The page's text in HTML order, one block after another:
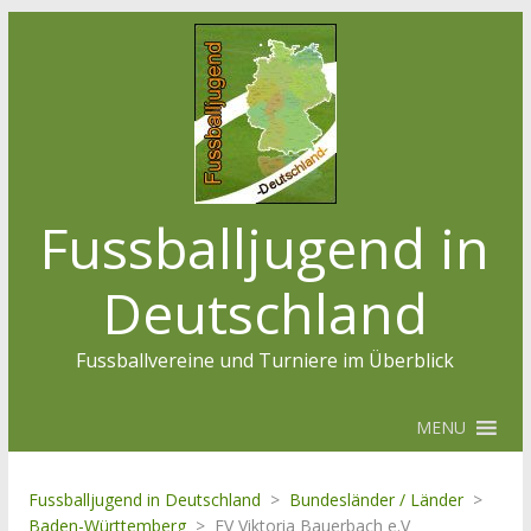
Fussballjugend in
Deutschland
Fussballvereine und Turniere im Überblick
MENU
Fussballjugend in Deutschland > Bundesländer / Länder >
Baden-Württemberg > FV Viktoria Bauerbach e.V